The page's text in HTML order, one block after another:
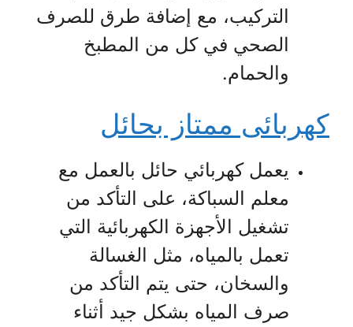
التركيب، مع إضافة طرق للصرف
الصحي في كل من المطبخ
والحمام.
كهربائى ممتاز بحائل
يعمل كهربائي حائل بالعمل مع
معلم السباكة، على التأكد من
تشغيل الأجهزة الكهربائية التي
تعمل بالمياه، مثل الغسالة
والسخان، حتى يتم التأكد من
صرف المياه بشكل جيد أثناء